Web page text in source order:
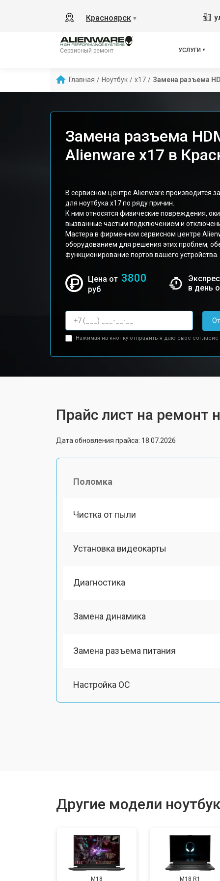
Красноярск ▼
Сервисный ремонт УСЛУГИ
Главная / Ноутбук / x17 / Замена разъема
Замена разъема
Alienware x17 в
В сервисном центре Alienware производится
для ноутбука x17 по ряду причин.
К ним относятся физические повреждения,
вызванные частым подключением и
Мастера в фирменном сервисном центре
оборудованием для решения этих проблем,
функционирование портов вашего устройства.
Цена от 3800
руб
в день
Нажимая на кнопку отправить я даю свое согласие
Прайс лист на ремонт
Дата обновления прайса: 18.07.2026
Поломка
Чистка от пыли
Установка видеокарты
Диагностика
Замена динамика
Замена разъема питания
Настройка ОС
Ремонт мультиконтроллера
Другие модели
M18 M18 R1